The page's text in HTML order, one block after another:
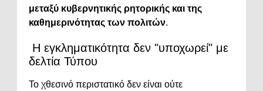
μεταξύ κυβερνητικής ρητορικής και της
καθημερινότητας των πολιτών.
Η εγκληματικότητα δεν "υποχωρεί" με
δελτία Τύπου
Το χθεσινό περιστατικό δεν είναι ούτε